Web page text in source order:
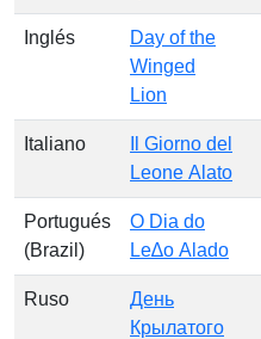
Inglés
Day of the
Winged
Lion
Italiano
Il Giorno del
Leone Alato
Portugués
(Brazil)
O Dia do
Le∆o Alado
Ruso
День
Крылатого